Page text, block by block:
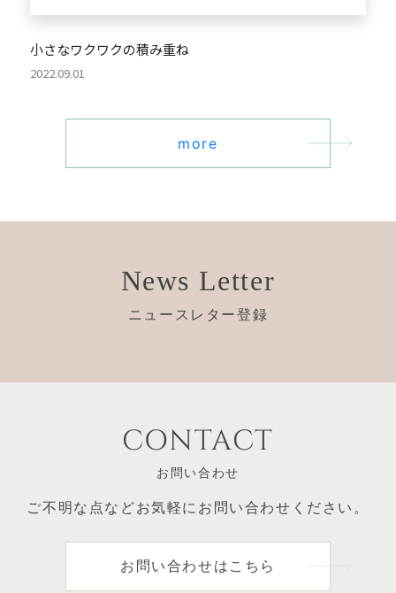
小さなワクワクの積み重ね
2022.09.01
more
News Letter
ニュースレター登録
CONTACT
お問い合わせ
ご不明な点などお気軽にお問い合わせください。
お問い合わせはこちら